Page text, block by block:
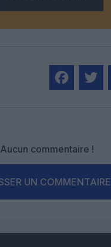
Aucun commentaire !
UN COMMENTAIRE